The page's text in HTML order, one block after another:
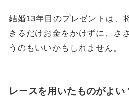
結婚13年目のプレゼントは、
きるだけお金をかけずに、さ
うのもいいかもしれません。
レースを用いたものがよい